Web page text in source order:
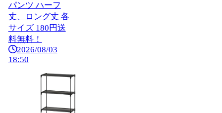
パンツ ハーフ
丈、ロング丈 各
サイズ 180円送
料無料！
2026/08/03
18:50